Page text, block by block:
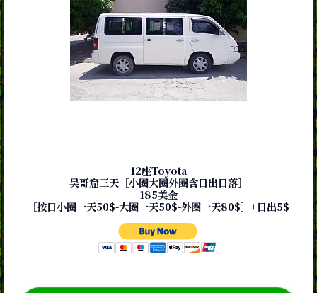
12座Toyota
吴哥窟三天［小圈大圈外圈含日出日落］
185美金
［按日小圈一天50$-大圈一天50$-外圈一天80$］+日出5$